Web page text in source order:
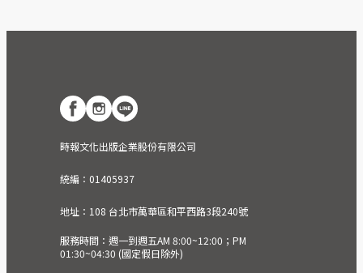
時報文化出版企業股份有限公司
統編：01405937
地址：108 台北市萬華區和平西路3段240號
服務時間：週一到週五AM 8:00~12:00；PM
01:30~04:30 (國定假日除外)